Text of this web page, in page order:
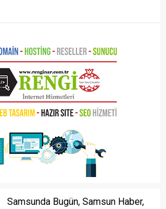
Samsunda Bugün, Samsun Haber,